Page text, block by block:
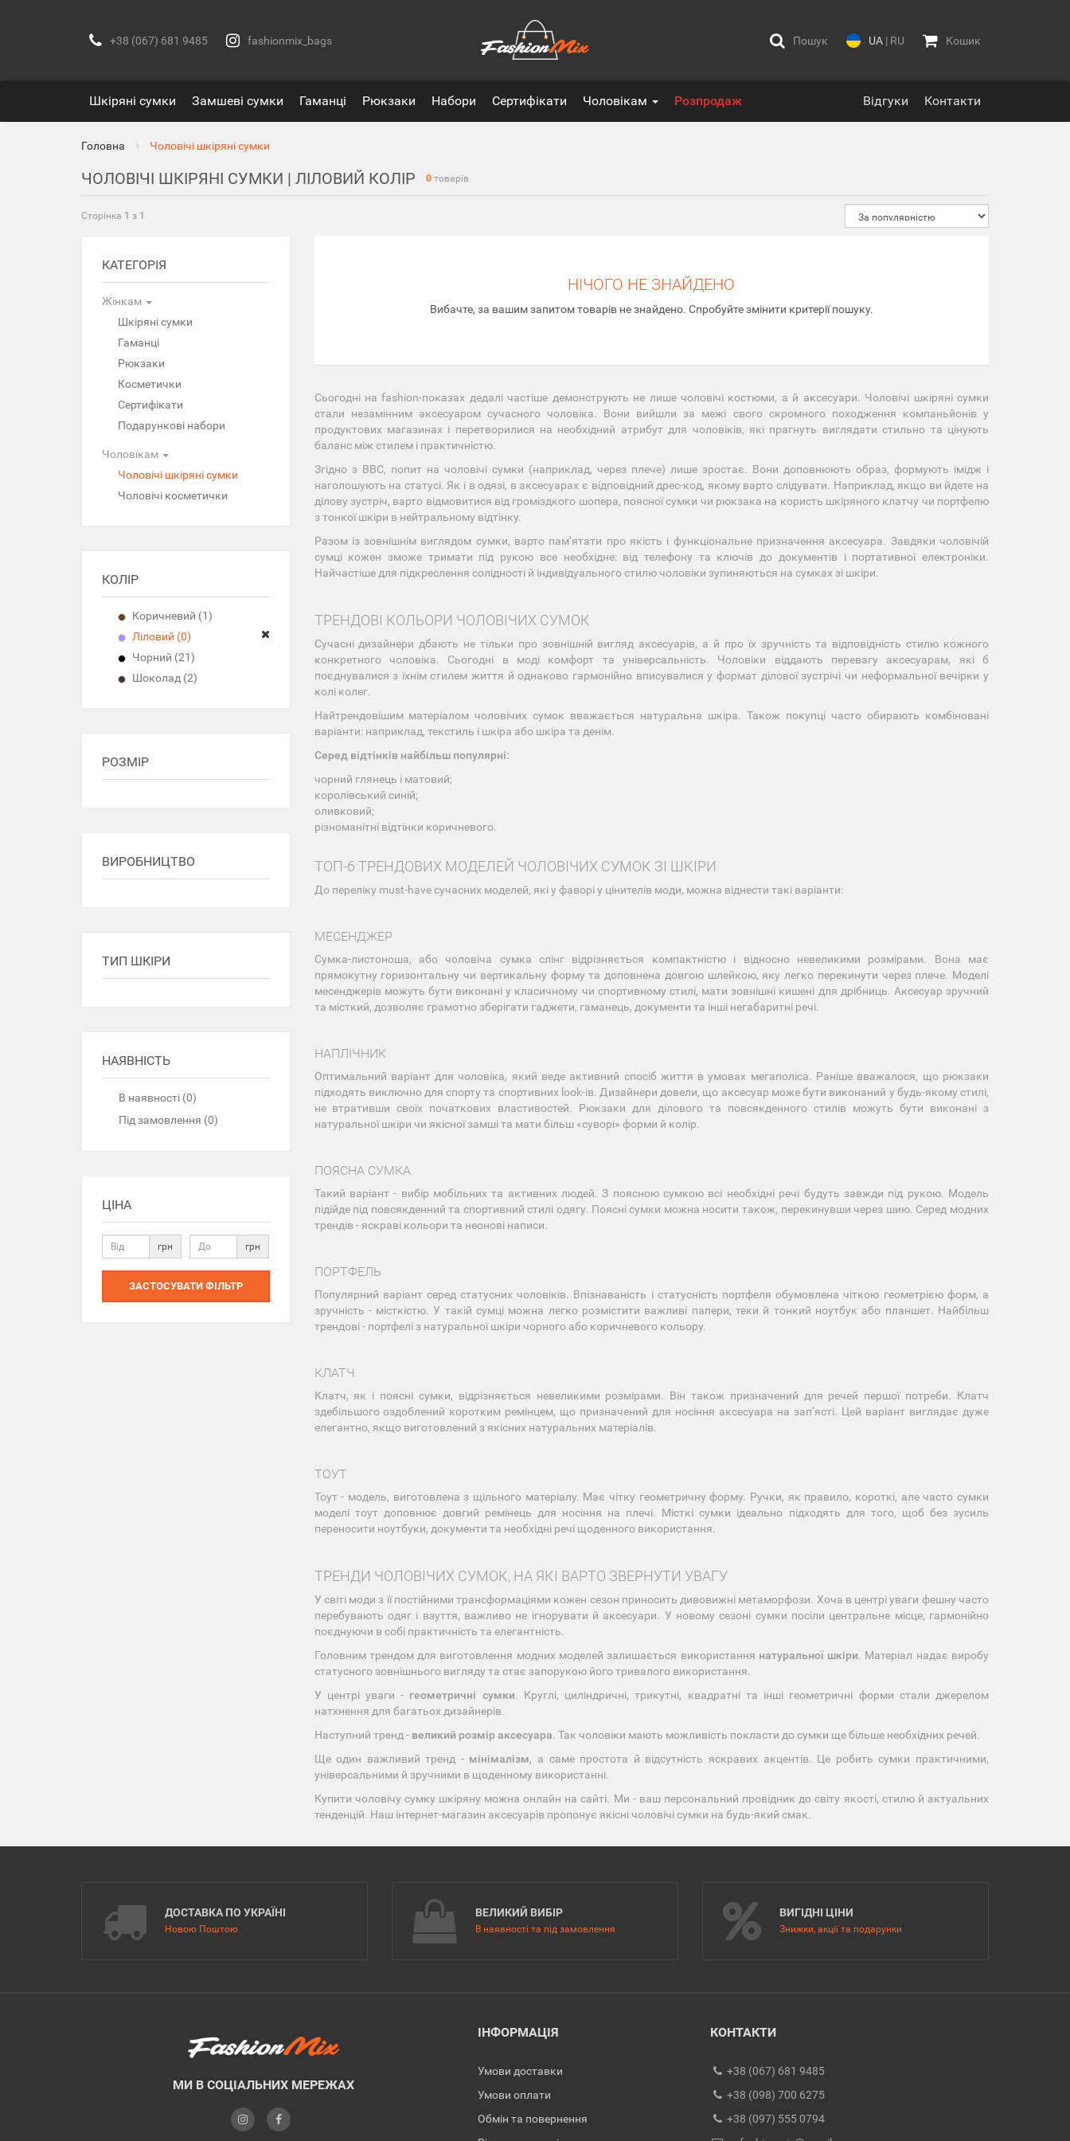
+38 (067) 681 9485 fashionmix_bags Пошук UA | RU Кошик
Шкіряні сумки Замшеві сумки Гаманці Рюкзаки Набори Сертифікати Чоловікам Розпродаж Відгуки Контакти
Головна Чоловічі шкіряні сумки
ЧОЛОВІЧІ ШКІРЯНІ СУМКИ | ЛІЛОВИЙ КОЛІР 0 товарів
Сторінка 1 з 1
КАТЕГОРІЯ
Жінкам
Шкіряні сумки
Гаманці
Рюкзаки
Косметички
Сертифікати
Подарункові набори
Чоловікам
Чоловічі шкіряні сумки
Чоловічі косметички
КОЛІР
Коричневий (1)
Ліловий (0)
Чорний (21)
Шоколад (2)
РОЗМІР
ВИРОБНИЦТВО
ТИП ШКІРИ
НАЯВНІСТЬ
В наявності (0)
Під замовлення (0)
ЦІНА
грн грн
ЗАСТОСУВАТИ ФІЛЬТР
НІЧОГО НЕ ЗНАЙДЕНО
Вибачте, за вашим запитом товарів не знайдено. Спробуйте змінити критерії пошуку.
Сьогодні на fashion-показах дедалі частіше демонструють не лише чоловічі костюми, а й аксесуари. Чоловічі шкіряні сумки
стали незамінним аксесуаром сучасного чоловіка. Вони вийшли за межі свого скромного походження компаньйонів у
продуктових магазинах і перетворилися на необхідний атрибут для чоловіків, які прагнуть виглядати стильно та цінують
баланс між стилем і практичністю.
Згідно з BBC, попит на чоловічі сумки (наприклад, через плече) лише зростає. Вони доповнюють образ, формують імідж і
наголошують на статусі. Як і в одязі, в аксесуарах є відповідний дрес-код, якому варто слідувати. Наприклад, якщо ви йдете на
ділову зустріч, варто відмовитися від громіздкого шопера, поясної сумки чи рюкзака на користь шкіряного клатчу чи портфелю
з тонкої шкіри в нейтральному відтінку.
Разом із зовнішнім виглядом сумки, варто памʼятати про якість і функціональне призначення аксесуара. Завдяки чоловічій
сумці кожен зможе тримати під рукою все необхідне: від телефону та ключів до документів і портативної електроніки.
Найчастіше для підкреслення солідності й індивідуального стилю чоловіки зупиняються на сумках зі шкіри.
ТРЕНДОВІ КОЛЬОРИ ЧОЛОВІЧИХ СУМОК
Сучасні дизайнери дбають не тільки про зовнішній вигляд аксесуарів, а й про їх зручність та відповідність стилю кожного
конкретного чоловіка. Сьогодні в моді комфорт та універсальність. Чоловіки віддають перевагу аксесуарам, які б
поєднувалися з їхнім стилем життя й однаково гармонійно вписувалися у формат ділової зустрічі чи неформальної вечірки у
колі колег.
Найтрендовішим матеріалом чоловічих сумок вважається натуральна шкіра. Також покупці часто обирають комбіновані
варіанти: наприклад, текстиль і шкіра або шкіра та денім.
Серед відтінків найбільш популярні:
чорний глянець і матовий;
королівський синій;
оливковий;
різноманітні відтінки коричневого.
ТОП-6 ТРЕНДОВИХ МОДЕЛЕЙ ЧОЛОВІЧИХ СУМОК ЗІ ШКІРИ
До переліку must-have сучасних моделей, які у фаворі у цінителів моди, можна віднести такі варіанти:
МЕСЕНДЖЕР
Сумка-листоноша, або чоловіча сумка слінг відрізняється компактністю і відносно невеликими розмірами. Вона має
прямокутну горизонтальну чи вертикальну форму та доповнена довгою шлейкою, яку легко перекинути через плече. Моделі
месенджерів можуть бути виконані у класичному чи спортивному стилі, мати зовнішні кишені для дрібниць. Аксесуар зручний
та місткий, дозволяє грамотно зберігати гаджети, гаманець, документи та інші негабаритні речі.
НАПЛІЧНИК
Оптимальний варіант для чоловіка, який веде активний спосіб життя в умовах мегаполіса. Раніше вважалося, що рюкзаки
підходять виключно для спорту та спортивних look-ів. Дизайнери довели, що аксесуар може бути виконаний у будь-якому стилі,
не втративши своїх початкових властивостей. Рюкзаки для ділового та повсякденного стилів можуть бути виконані з
натуральної шкіри чи якісної замші та мати більш «суворі» форми й колір.
ПОЯСНА СУМКА
Такий варіант - вибір мобільних та активних людей. З поясною сумкою всі необхідні речі будуть завжди під рукою. Модель
підійде під повсякденний та спортивний стилі одягу. Поясні сумки можна носити також, перекинувши через шию. Серед модних
трендів - яскраві кольори та неонові написи.
ПОРТФЕЛЬ
Популярний варіант серед статусних чоловіків. Впізнаваність і статусність портфеля обумовлена чіткою геометрією форм, а
зручність - місткістю. У такій сумці можна легко розмістити важливі папери, теки й тонкий ноутбук або планшет. Найбільш
трендові - портфелі з натуральної шкіри чорного або коричневого кольору.
КЛАТЧ
Клатч, як і поясні сумки, відрізняється невеликими розмірами. Він також призначений для речей першої потреби. Клатч
здебільшого оздоблений коротким ремінцем, що призначений для носіння аксесуара на запʼясті. Цей варіант виглядає дуже
елегантно, якщо виготовлений з якісних натуральних матеріалів.
ТОУТ
Тоут - модель, виготовлена з щільного матеріалу. Має чітку геометричну форму. Ручки, як правило, короткі, але часто сумки
моделі тоут доповнює довгий ремінець для носіння на плечі. Місткі сумки ідеально підходять для того, щоб без зусиль
переносити ноутбуки, документи та необхідні речі щоденного використання.
ТРЕНДИ ЧОЛОВІЧИХ СУМОК, НА ЯКІ ВАРТО ЗВЕРНУТИ УВАГУ
У світі моди з її постійними трансформаціями кожен сезон приносить дивовижні метаморфози. Хоча в центрі уваги фешну часто
перебувають одяг і взуття, важливо не ігнорувати й аксесуари. У новому сезоні сумки посіли центральне місце, гармонійно
поєднуючи в собі практичність та елегантність.
Головним трендом для виготовлення модних моделей залишається використання натуральної шкіри. Матеріал надає виробу
статусного зовнішнього вигляду та стає запорукою його тривалого використання.
У центрі уваги - геометричні сумки. Круглі, циліндричні, трикутні, квадратні та інші геометричні форми стали джерелом
натхнення для багатьох дизайнерів.
Наступний тренд - великий розмір аксесуара. Так чоловіки мають можливість покласти до сумки ще більше необхідних речей.
Ще один важливий тренд - мінімалізм, а саме простота й відсутність яскравих акцентів. Це робить сумки практичними,
універсальними й зручними в щоденному використанні.
Купити чоловічу сумку шкіряну можна онлайн на сайті. Ми - ваш персональний провідник до світу якості, стилю й актуальних
тенденцій. Наш інтернет-магазин аксесуарів пропонує якісні чоловічі сумки на будь-який смак.
ДОСТАВКА ПО УКРАЇНІ
Новою Поштою
ВЕЛИКИЙ ВИБІР
В наявності та під замовлення
ВИГІДНІ ЦІНИ
Знижки, акції та подарунки
МИ В СОЦІАЛЬНИХ МЕРЕЖАХ
ІНФОРМАЦІЯ
Умови доставки
Умови оплати
Обмін та повернення
КОНТАКТИ
+38 (067) 681 9485
+38 (098) 700 6275
+38 (097) 555 0794